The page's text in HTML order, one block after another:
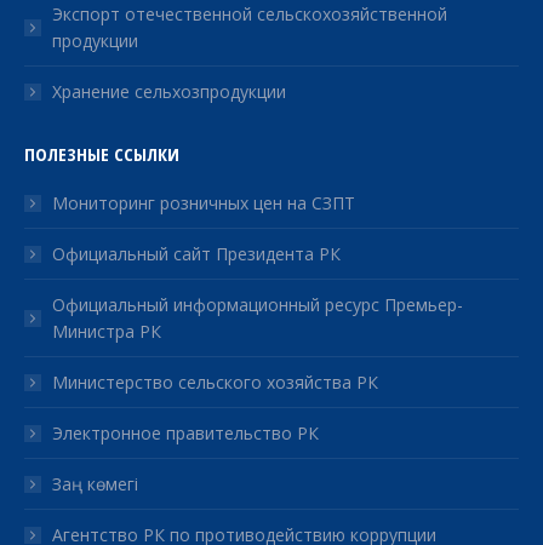
Экспорт отечественной сельскохозяйственной
продукции
Хранение сельхозпродукции
ПОЛЕЗНЫЕ ССЫЛКИ
Мониторинг розничных цен на СЗПТ
Официальный сайт Президента РК
Официальный информационный ресурс Премьер-
Министра РК
Министерство сельского хозяйства РК
Электронное правительство РК
Заң көмегі
Агентство РК по противодействию коррупции